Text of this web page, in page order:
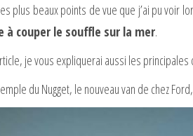
plus beaux points de vue que j’ai pu voir
à couper le souffle sur la mer.
je vous expliquerai aussi les
du Nugget, le nouveau van de chez